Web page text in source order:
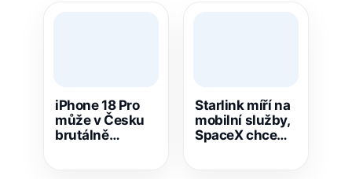
iPhone 18 Pro
může v Česku
brutálně
Starlink míří na
mobilní služby,
SpaceX chce